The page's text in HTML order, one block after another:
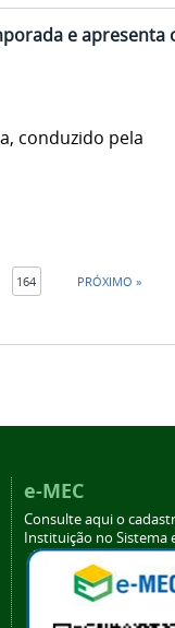
e apresenta
conduzido pela
164 PRÓXIMO »
e-MEC
Consulte aqui o
Instituição no Sistema